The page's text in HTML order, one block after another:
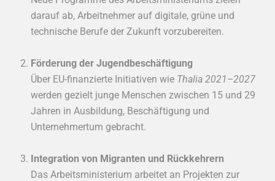
darauf ab, Arbeitnehmer auf digitale, grüne und
technische Berufe der Zukunft vorzubereiten.
Förderung der Jugendbeschäftigung
Über EU-finanzierte Initiativen wie Thalia 2021–2027
werden gezielt junge Menschen zwischen 15 und 29
Jahren in Ausbildung, Beschäftigung und
Unternehmertum gebracht.
Integration von Migranten und Rückkehrern
Das Arbeitsministerium arbeitet an Projekten zur